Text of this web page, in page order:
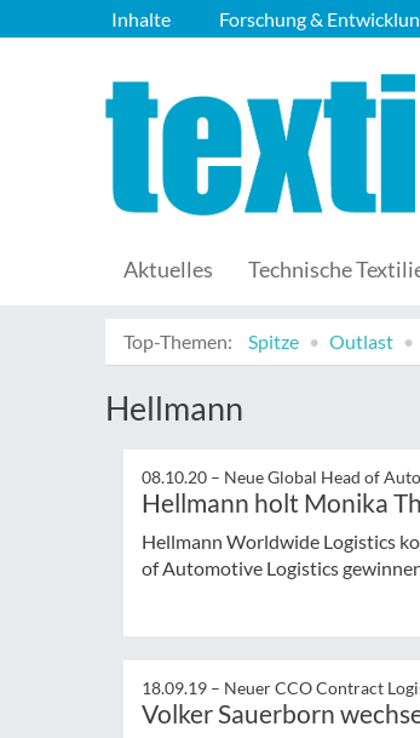
Inhalte Forschung &
Aktuelles Technische
Top-Themen: Spitze Outlast
Hellmann
08.10.20 – Neue Global Head of
Hellmann holt Monika
Hellmann Worldwide Logistics
of Automotive Logistics
18.09.19 – Neuer CCO Contract
Volker Sauerborn